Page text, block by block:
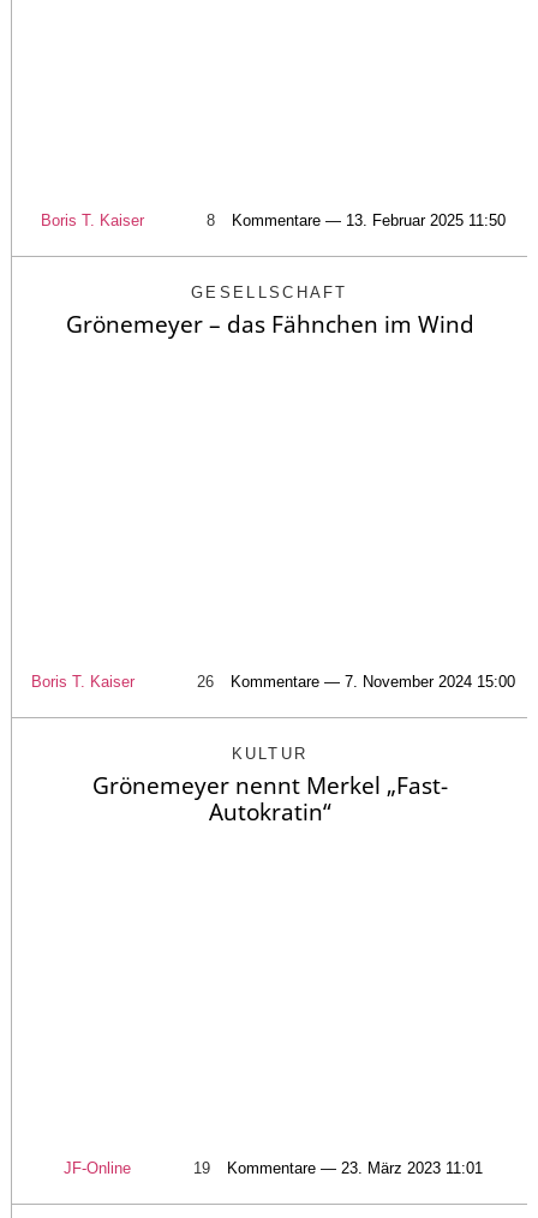
Boris T. Kaiser 8 Kommentare — 13. Februar 2025 11:50
GESELLSCHAFT
Grönemeyer – das Fähnchen im Wind
Boris T. Kaiser 26 Kommentare — 7. November 2024 15:00
KULTUR
Grönemeyer nennt Merkel „Fast-
Autokratin“
JF-Online 19 Kommentare — 23. März 2023 11:01